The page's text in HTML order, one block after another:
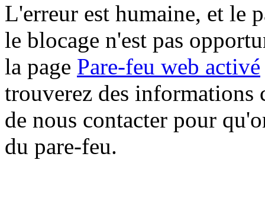
L'erreur est humaine, et le
le blocage n'est pas
la page Pare-feu web activé
trouverez des informations
de nous contacter pour
du pare-feu.